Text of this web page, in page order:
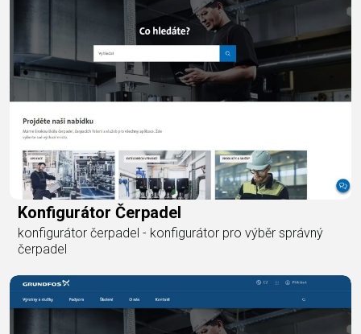
Konfigurátor Čerpadel
konfigurátor čerpadel - konfigurátor pro výběr správný
čerpadel